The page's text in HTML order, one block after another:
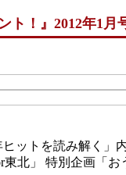
ト！』2012年1月
ヒットを読み解く」
北」 特別企画「お